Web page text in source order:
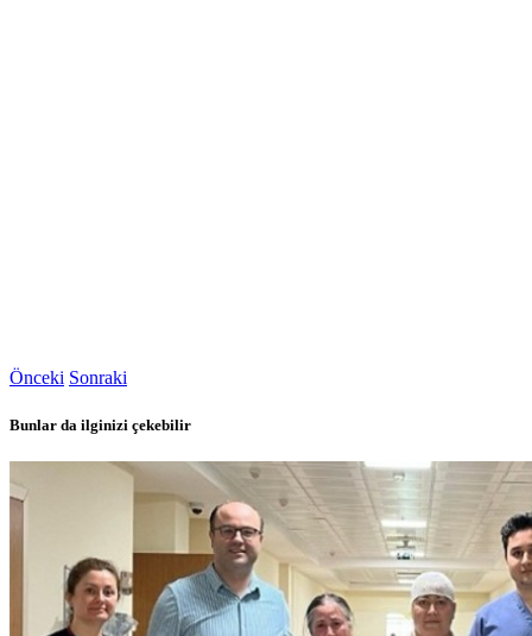
Önceki Sonraki
Bunlar da ilginizi çekebilir